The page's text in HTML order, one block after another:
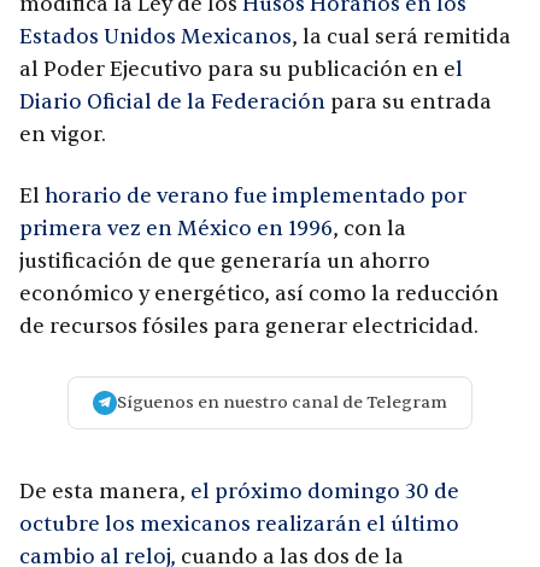
Estados Unidos Mexicanos, la cual será remitida
al Poder Ejecutivo para su publicación en el
Diario Oficial de la Federación para su entrada
en vigor.
El horario de verano fue implementado por
primera vez en México en 1996, con la
justificación de que generaría un ahorro
económico y energético, así como la reducción
de recursos fósiles para generar electricidad.
Síguenos en nuestro canal de Telegram
De esta manera, el próximo domingo 30 de
octubre los mexicanos realizarán el último
cambio al reloj, cuando a las dos de la